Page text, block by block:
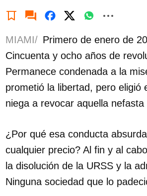
MIAMI/ Primero de enero de
Cincuenta y ocho años de
Permanece condenada a la
prometió la libertad, pero
niega a revocar aquella nefasta
¿Por qué esa conducta
cualquier precio? Al fin y al
la disolución de la URSS y la
Ninguna sociedad que lo